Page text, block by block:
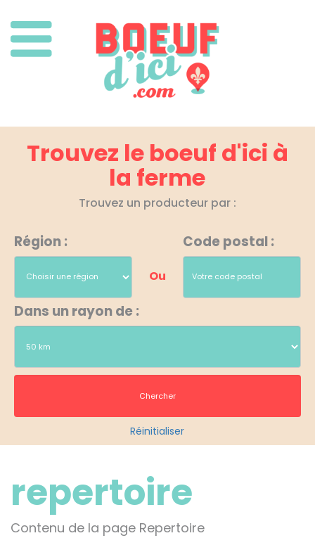
Trouvez le boeuf d'ici à
la ferme
Trouvez un producteur par :
Région :
Ou
Code postal :
Dans un rayon de :
Réinitialiser
repertoire
Contenu de la page Repertoire